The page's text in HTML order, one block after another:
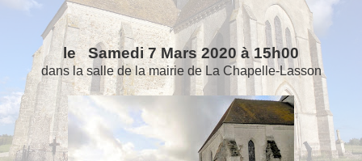
le Samedi 7 Mars 2020 à 15h00
dans la salle de la mairie de La Chapelle-Lasson